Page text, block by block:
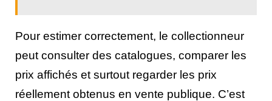
Pour estimer correctement, le collectionneur
peut consulter des catalogues, comparer les
prix affichés et surtout regarder les prix
réellement obtenus en vente publique. C’est